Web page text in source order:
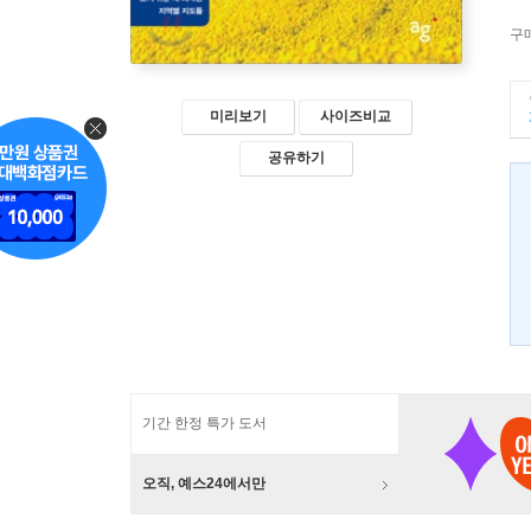
미리보기 사이즈비교
공유하기
구
기간 한정 특가 도서
오직, 예스24에서만